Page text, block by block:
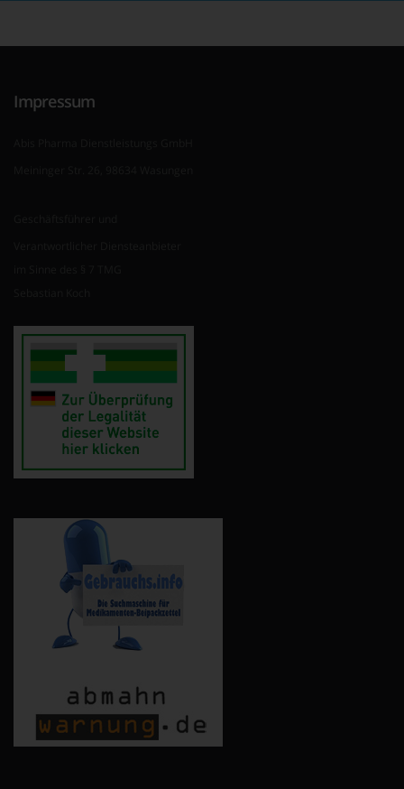
Impressum